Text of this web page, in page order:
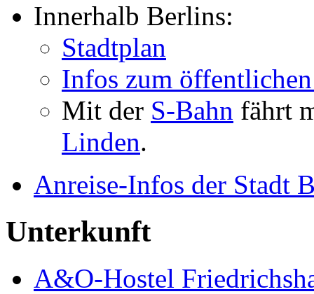
Innerhalb Berlins:
Stadtplan
Infos zum
Mit der S-Bahn fährt
Linden.
Anreise-Infos der Stadt
Unterkunft
A&O-Hostel